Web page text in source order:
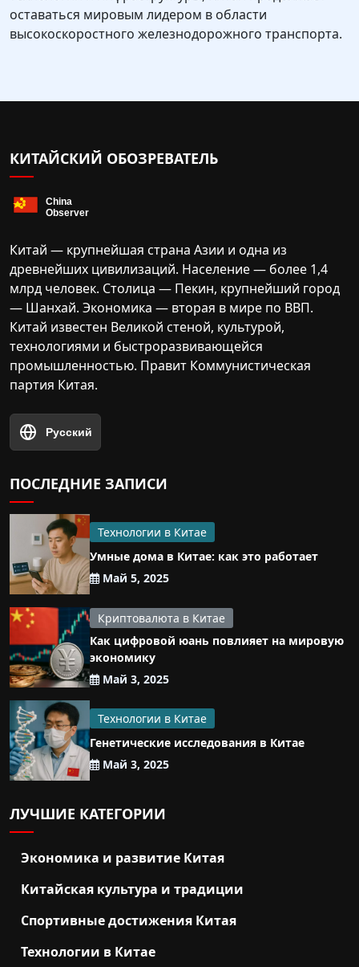
оставаться мировым лидером в области
высокоскоростного железнодорожного транспорта.
КИТАЙСКИЙ ОБОЗРЕВАТЕЛЬ
Китай — крупнейшая страна Азии и одна из
древнейших цивилизаций. Население — более 1,4
млрд человек. Столица — Пекин, крупнейший город
— Шанхай. Экономика — вторая в мире по ВВП.
Китай известен Великой стеной, культурой,
технологиями и быстроразвивающейся
промышленностью. Правит Коммунистическая
партия Китая.
Русский
ПОСЛЕДНИЕ ЗАПИСИ
Технологии в Китае
Умные дома в Китае: как это работает
Май 5, 2025
Криптовалюта в Китае
Как цифровой юань повлияет на мировую
экономику
Май 3, 2025
Технологии в Китае
Генетические исследования в Китае
Май 3, 2025
ЛУЧШИЕ КАТЕГОРИИ
Экономика и развитие Китая
Китайская культура и традиции
Спортивные достижения Китая
Технологии в Китае